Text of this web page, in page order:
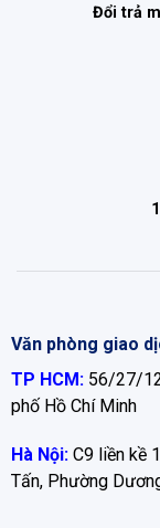
Đổi trả
Văn phòng giao
TP HCM: 56/27/
phố Hồ Chí Minh
Hà Nội:C9 liền kề
Tấn, Phường